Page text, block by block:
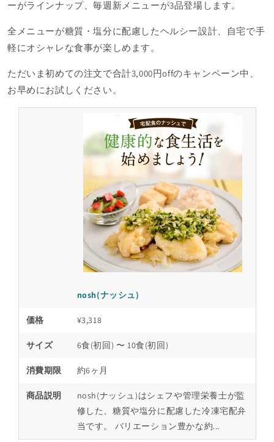
ーがラインナップ、毎週新メニューが3品登場します。
全メニューが糖質・塩分に配慮したヘルシー設計、自宅で手
軽にオシャレな食事が楽しめます。
ただいま初めての注文で合計3,000円offのキャンペーン中、
お早めにお試しください。
nosh(ナッシュ)
価格 ¥3,318
サイズ 6食(初回) 〜 10食(初回)
消費期限 約6ヶ月
商品説明
nosh(ナッシュ)はシェフや管理栄養士が監
修した、糖質や塩分に配慮した冷凍宅配弁
当です。 バリエーション豊かな約...